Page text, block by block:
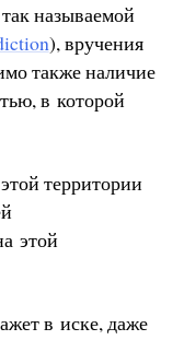
называемой
), вручения
также наличие
в которой
территории
этой
в иске, даже